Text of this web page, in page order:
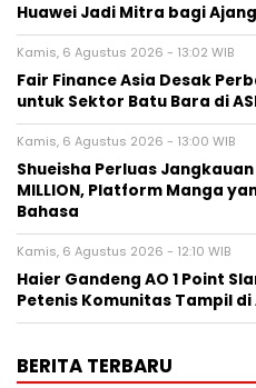
Huawei Jadi Mitra bagi Ajang
Kamis, 6 Agustus 2026 - 13:02 WIB
Fair Finance Asia Desak
untuk Sektor Batu Bara di
Kamis, 6 Agustus 2026 - 13:00 WIB
Shueisha Perluas
MILLION, Platform Manga
Bahasa
Kamis, 6 Agustus 2026 - 12:10 WIB
Haier Gandeng AO 1 Point
Petenis Komunitas Tampil
BERITA TERBARU